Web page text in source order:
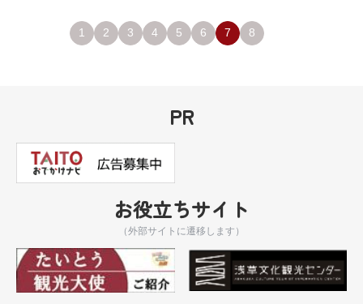
1 2 3 4 5 6 7 8
PR
お役立ちサイト
（外部サイトに遷移します）